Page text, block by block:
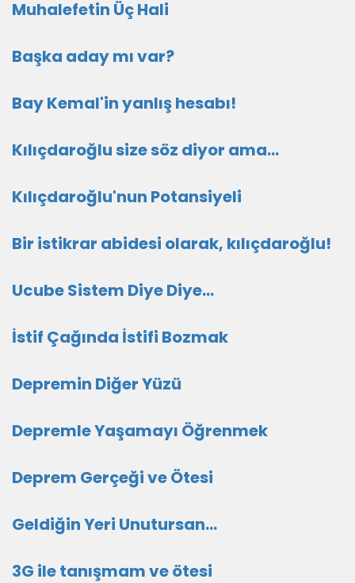
Muhalefetin Üç Hali
Başka aday mı var?
Bay Kemal'in yanlış hesabı!
Kılıçdaroğlu size söz diyor ama...
Kılıçdaroğlu'nun Potansiyeli
Bir istikrar abidesi olarak, kılıçdaroğlu!
Ucube Sistem Diye Diye…
İstif Çağında İstifi Bozmak
Depremin Diğer Yüzü
Depremle Yaşamayı Öğrenmek
Deprem Gerçeği ve Ötesi
Geldiğin Yeri Unutursan…
3G ile tanışmam ve ötesi